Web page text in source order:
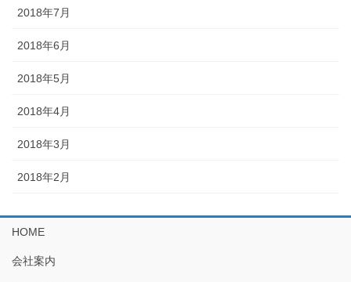
2018年7月
2018年6月
2018年5月
2018年4月
2018年3月
2018年2月
HOME
会社案内